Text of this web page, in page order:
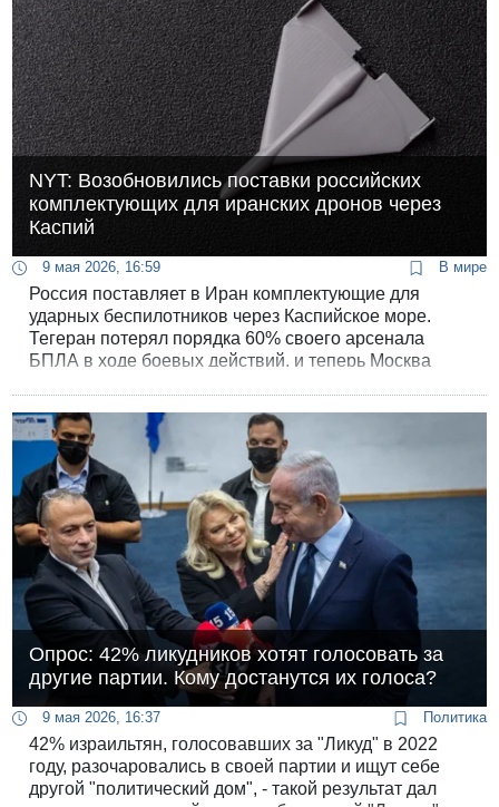
NYT: Возобновились поставки российских
комплектующих для иранских дронов через
Каспий
9 мая 2026, 16:59 В мире
Россия поставляет в Иран комплектующие для
ударных беспилотников через Каспийское море.
Тегеран потерял порядка 60% своего арсенала
БПЛА в ходе боевых действий, и теперь Москва
американских чиновников.
Опрос: 42% ликудников хотят голосовать за
другие партии. Кому достанутся их голоса?
9 мая 2026, 16:37 Политика
42% израильтян, голосовавших за "Ликуд" в 2022
году, разочаровались в своей партии и ищут себе
другой "политический дом", - такой результат дал